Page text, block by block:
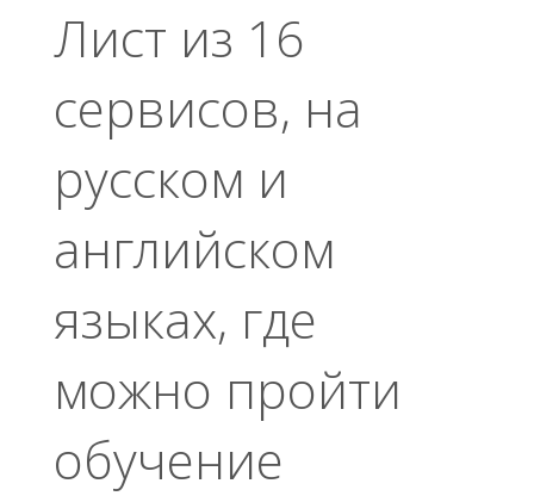
Лист из 16
сервисов, на
русском и
английском
языках, где
можно пройти
обучение